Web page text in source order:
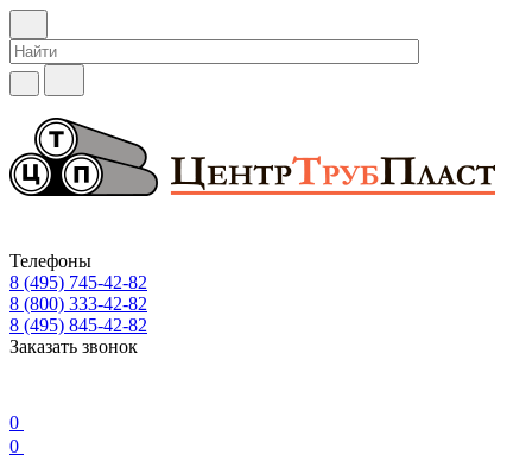
Телефоны
8 (495) 745-42-82
8 (800) 333-42-82
8 (495) 845-42-82
Заказать звонок
0
0